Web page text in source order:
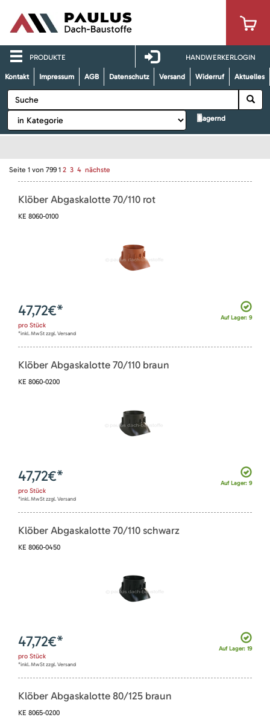
PRODUKTE HANDWERKERLOGIN
Kontakt Impressum AGB Datenschutz Versand Widerruf Aktuelles
lagernd
Seite 1 von 799 1 2 3 4 nächste
Klöber Abgaskalotte 70/110 rot
KE 8060-0100
Auf Lager: 9
47,72€*
pro Stück
*inkl. MwSt zzgl. Versand
Klöber Abgaskalotte 70/110 braun
KE 8060-0200
Auf Lager: 9
47,72€*
pro Stück
*inkl. MwSt zzgl. Versand
Klöber Abgaskalotte 70/110 schwarz
KE 8060-0450
Auf Lager: 19
47,72€*
pro Stück
*inkl. MwSt zzgl. Versand
Klöber Abgaskalotte 80/125 braun
KE 8065-0200